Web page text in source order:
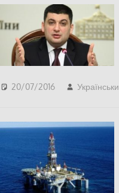
20/07/2016